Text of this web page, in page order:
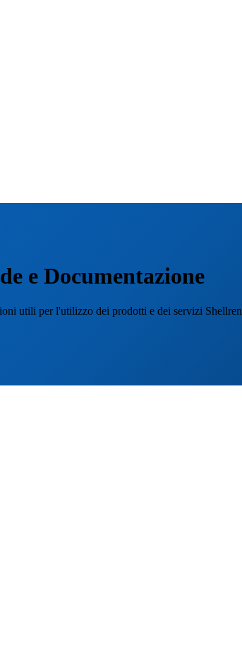
e Documentazione
utili per l'utilizzo dei prodotti e dei servizi